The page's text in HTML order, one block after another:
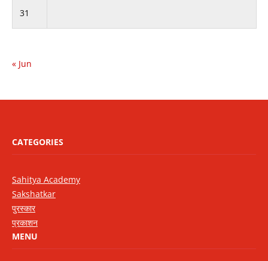
31
« Jun
CATEGORIES
Sahitya Academy
Sakshatkar
पुरस्कार
प्रकाशन
MENU